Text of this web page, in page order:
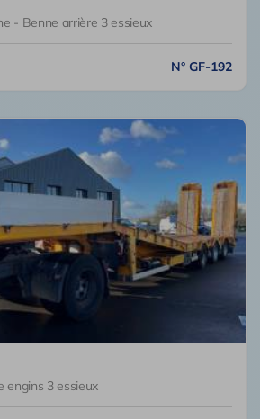
- Benne arrière 3 essieux
N° GF-192
engins 3 essieux